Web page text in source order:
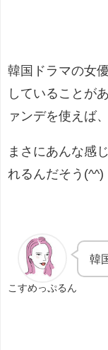
韓国ドラマの女
していることが
ァンデを使えば、
まさにあんな感
れるんだそう(^^)
こすめっぷるん
韓